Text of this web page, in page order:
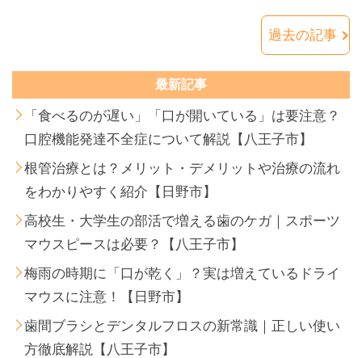
過去の記事
最新記事
「食べるのが遅い」「口が開いている」は要注意？
口腔機能発達不全症について解説【八王子市】
根管治療とは？メリット・デメリットや治療の流れ
をわかりやすく紹介【日野市】
高校生・大学生の部活で増える歯のケガ｜スポーツ
マウスピースは必要？【八王子市】
梅雨の時期に「口が乾く」？実は増えているドライ
マウスに注意！【日野市】
歯間ブラシとデンタルフロスの新常識｜正しい使い
方徹底解説【八王子市】